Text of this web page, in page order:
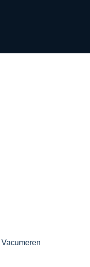
Vacumeren